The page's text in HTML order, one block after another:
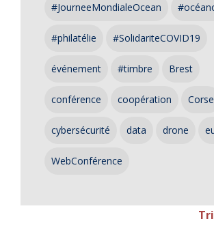
#JourneeMondialeOcean
#philatélie #SolidariteCOVID19
événement #timbre Brest
conférence coopération Corse
cybersécurité data drone
WebConférence